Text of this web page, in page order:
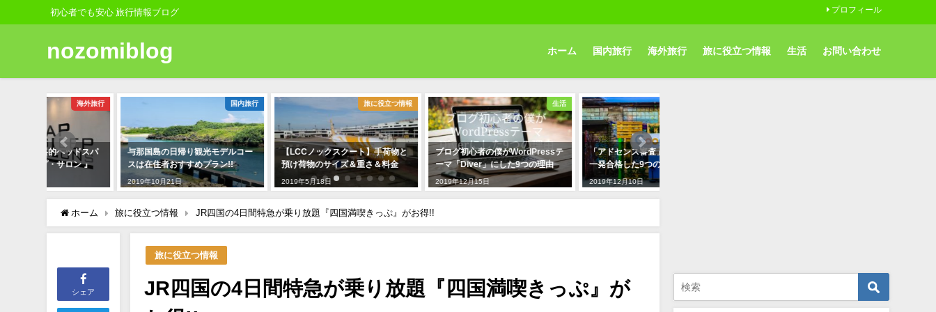
初心者でも安心 旅行情報ブログ プロフィール
nozomiblog ホーム 国内旅行 海外旅行 旅に役立つ情報 生活 お問い合わせ
与那国島の日帰り観光モデルコー
スは在住者おすすめプラン!!
旅に役立つ情報
【LCCノックスクート】手荷物と
預け荷物のサイズ＆重さ＆料金
2019年5月18日
生活
ブログ初心者の僕がWordPressテ
ーマ「Diver」にした9つの理由
2019年12月15日
生活
「アドセンス審査」初心者の僕が
一発合格した9つの対策
2019年12月10日
ホーム 旅に役立つ情報 JR四国の4日間特急が乗り放題『四国満喫きっぷ』がお得!!
シェア
旅に役立つ情報
JR四国の4日間特急が乗り放題『四国満喫きっぷ』が